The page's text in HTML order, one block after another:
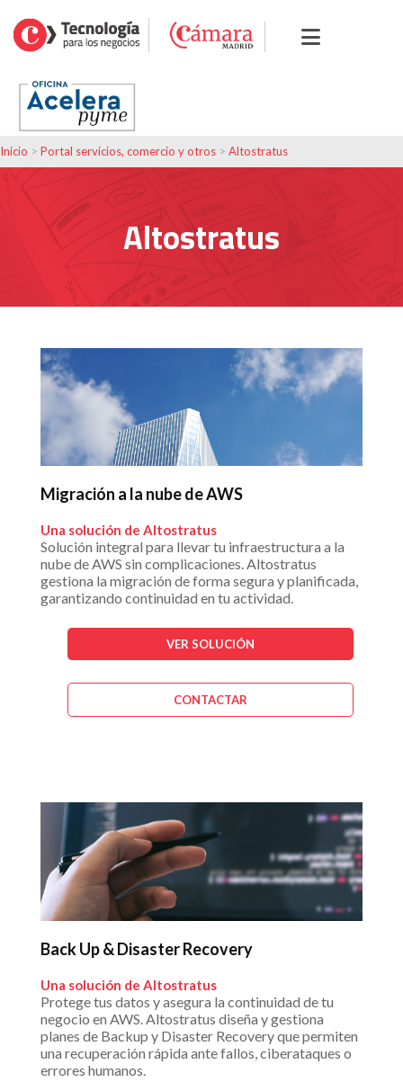
Inicio > Portal servicios, comercio y otros > Altostratus
Altostratus
Migración a la nube de AWS
Una solución de Altostratus
Solución integral para llevar tu infraestructura a la
nube de AWS sin complicaciones. Altostratus
gestiona la migración de forma segura y planificada,
garantizando continuidad en tu actividad.
VER SOLUCIÓN
CONTACTAR
Back Up & Disaster Recovery
Una solución de Altostratus
Protege tus datos y asegura la continuidad de tu
negocio en AWS. Altostratus diseña y gestiona
planes de Backup y Disaster Recovery que permiten
una recuperación rápida ante fallos, ciberataques o
errores humanos.